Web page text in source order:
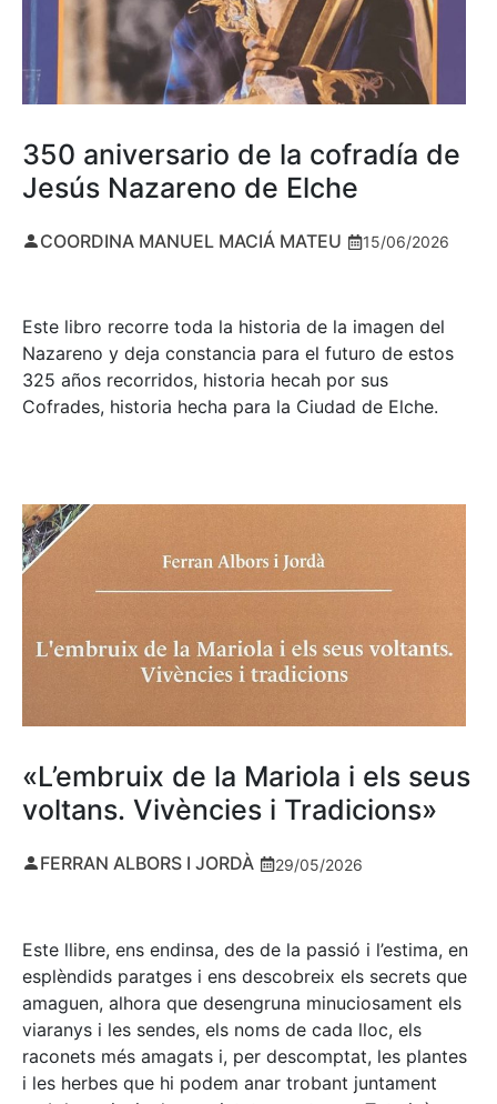
350 aniversario de la cofradía de
Jesús Nazareno de Elche
COORDINA MANUEL MACIÁ MATEU 15/06/2026
Este libro recorre toda la historia de la imagen del
Nazareno y deja constancia para el futuro de estos
325 años recorridos, historia hecah por sus
Cofrades, historia hecha para la Ciudad de Elche.
«L’embruix de la Mariola i els seus
voltans. Vivències i Tradicions»
FERRAN ALBORS I JORDÀ 29/05/2026
Este llibre, ens endinsa, des de la passió i l’estima, en
esplèndids paratges i ens descobreix els secrets que
amaguen, alhora que desengruna minuciosament els
viaranys i les sendes, els noms de cada lloc, els
raconets més amagats i, per descomptat, les plantes
i les herbes que hi podem anar trobant juntament